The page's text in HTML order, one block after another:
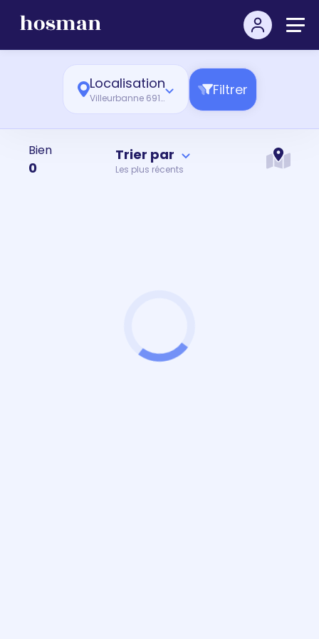
Localisation
Villeurbanne 69100 Filtrer
Bien
0
Trier par